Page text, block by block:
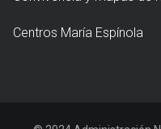
Centros María Espínola